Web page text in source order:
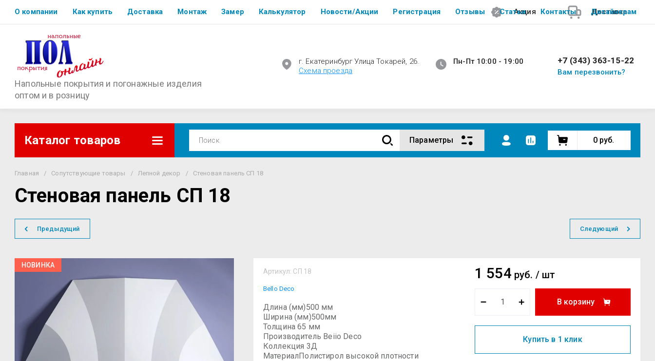
О компании Как купить Доставка Монтаж Замер Калькулятор Новости/Акции Регистрация Отзывы Статьи Контакты Дизайнерам
Акция Доставка
Напольные покрытия и погонажные изделия
оптом и в розницу
г. Екатеринбург Улица Токарей, 26.
Cхема проезда
Пн-Пт 10:00 - 19:00 +7 (343) 363-15-22
Вам перезвонить?
Каталог товаров Параметры 0 руб.
Главная / Сопутствующие товары / Лепной декор / Стеновая панель СП 18
Стеновая панель СП 18
Предыдущий Следующий
НОВИНКА
Артикул: СП 18
Bello Deco
Длина (мм)500 мм
Ширина (мм)500мм
Толщина 65 мм
Производитель Beiio Deco
Коллекция 3Д
МатериалПолистирол высокой плотности
1 554 руб. / шт
В корзину
Купить в 1 клик